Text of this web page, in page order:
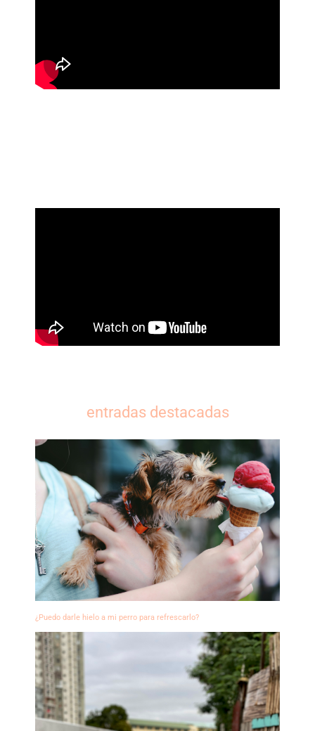
entradas destacadas
¿Puedo darle hielo a mi perro para refrescarlo?